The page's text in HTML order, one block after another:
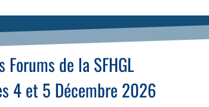
Forums de la SFHGL
4 et 5 Décembre 2026